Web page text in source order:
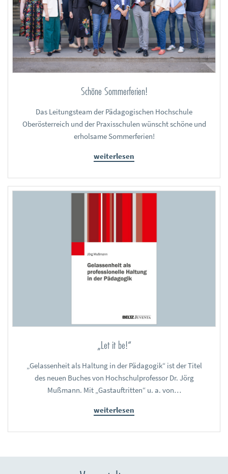
Schöne Sommerferien!
Das Leitungsteam der Pädagogischen Hochschule
Oberösterreich und der Praxisschulen wünscht schöne und
erholsame Sommerferien!
weiterlesen
„Let it be!“
„Gelassenheit als Haltung in der Pädagogik“ ist der Titel
des neuen Buches von Hochschulprofessor Dr. Jörg
Mußmann. Mit „Gastauftritten“ u. a. von…
weiterlesen